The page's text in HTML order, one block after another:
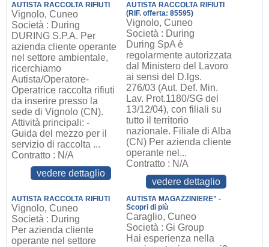
AUTISTA RACCOLTA RIFIUTI
Vignolo, Cuneo
Società : During
DURING S.P.A. Per
azienda cliente operante
nel settore ambientale,
ricerchiamo
Autista/Operatore-
Operatrice raccolta rifiuti
da inserire presso la
sede di Vignolo (CN).
Attività principali: -
Guida del mezzo per il
servizio di raccolta ...
Contratto : N/A
vedere dettaglio
AUTISTA RACCOLTA RIFIUTI
(RIF. offerta: 85595)
Vignolo, Cuneo
Società : During
During SpA è
regolarmente autorizzata
dal Ministero del Lavoro
ai sensi del D.lgs.
276/03 (Aut. Def. Min.
Lav. Prot.1180/SG del
13/12/04), con filiali su
tutto il territorio
nazionale. Filiale di Alba
(CN) Per azienda cliente
operante nel...
Contratto : N/A
vedere dettaglio
AUTISTA RACCOLTA RIFIUTI
Vignolo, Cuneo
Società : During
Per azienda cliente
operante nel settore
AUTISTA MAGAZZINIERE" -
Scopri di più
Caraglio, Cuneo
Società : Gi Group
Hai esperienza nella